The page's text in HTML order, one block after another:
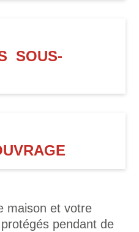
SOUS-
maison et votre
pendant de